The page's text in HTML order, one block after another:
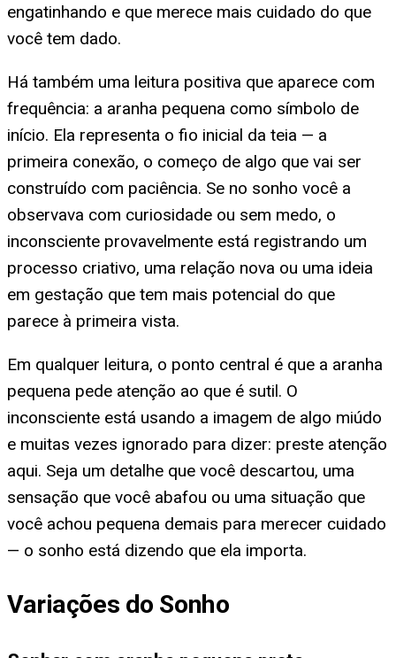
engatinhando e que merece mais cuidado do que
você tem dado.
Há também uma leitura positiva que aparece com
frequência: a aranha pequena como símbolo de
início. Ela representa o fio inicial da teia — a
primeira conexão, o começo de algo que vai ser
construído com paciência. Se no sonho você a
observava com curiosidade ou sem medo, o
inconsciente provavelmente está registrando um
processo criativo, uma relação nova ou uma ideia
em gestação que tem mais potencial do que
parece à primeira vista.
Em qualquer leitura, o ponto central é que a aranha
pequena pede atenção ao que é sutil. O
inconsciente está usando a imagem de algo miúdo
e muitas vezes ignorado para dizer: preste atenção
aqui. Seja um detalhe que você descartou, uma
sensação que você abafou ou uma situação que
você achou pequena demais para merecer cuidado
— o sonho está dizendo que ela importa.
Variações do Sonho